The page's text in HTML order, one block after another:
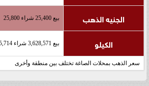
الجنيه الذهب بيع 25,400 شراء 25,800
الكيلو بيع 3,628,571 شراء 3,685,714
سعر الذهب بمحلات الصاغة تختلف بين منطقة وأخرى